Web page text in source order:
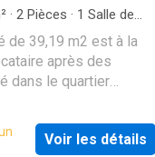
· 2 Pièces · 1 Salle de
de 39,19 m2 est à la
après des
dans le quartier
Voir les détails